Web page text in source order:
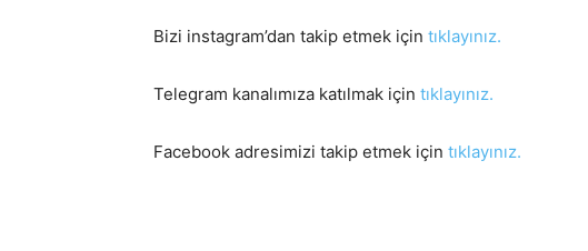
Bizi instagram’dan takip etmek için tıklayınız.
Telegram kanalımıza katılmak için tıklayınız.
Facebook adresimizi takip etmek için tıklayınız.